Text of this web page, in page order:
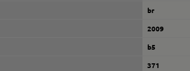
br
2009
b5
371